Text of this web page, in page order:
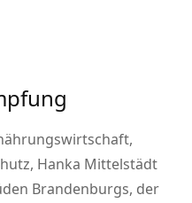
Hanka Mittelstädt
Brandenburgs, der